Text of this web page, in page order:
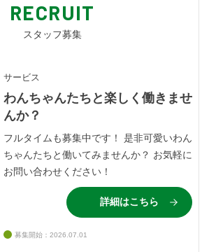
RECRUIT
スタッフ募集
サービス
わんちゃんたちと楽しく働きませ
んか？
フルタイムも募集中です！ 是非可愛いわん
ちゃんたちと働いてみませんか？ お気軽に
お問い合わせください！
詳細はこちら
募集開始：2026.07.01